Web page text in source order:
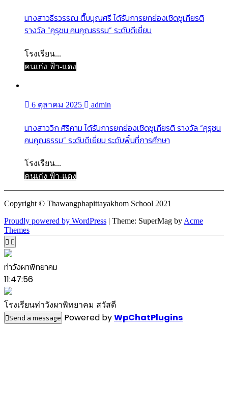
นางสาวธีรวรรณ ติ๊บบุญศรี ได้รับการยกย่องเชิดชูเกียรติ
รางวัล “คุรุชน คนคุณธรรม” ระดับดีเยี่ยม
โรงเรียน...
คนเก่ง ฟ้า-แดง
6 ตุลาคม 2025 admin
นางสาววิก ศิริคาม ได้รับการยกย่องเชิดชูเกียรติ รางวัล “คุรุชน
คนคุณธรรม” ระดับดีเยี่ยม ระดับพื้นที่การศึกษา
โรงเรียน...
คนเก่ง ฟ้า-แดง
Copyright © Thawangphapittayakhom School 2021
Proudly powered by WordPress | Theme: SuperMag by Acme
Themes
ท่าวังผาพิทยาคม
11:47:56
โรงเรียนท่าวังผาพิทยาคม สวัสดี
Send a message Powered byWpChatPlugins